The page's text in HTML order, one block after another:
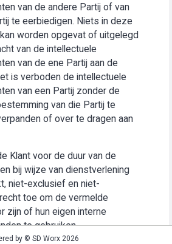
van de andere Partij of van
te eerbiedigen. Niets in deze
worden opgevat of uitgelegd
van de intellectuele
van de ene Partij aan de
is verboden de intellectuele
van een Partij zonder de
van die Partij te
of over te dragen aan
Klant voor de duur van de
bij wijze van dienstverlening
niet-exclusief en niet-
toe om de vermelde
zijn of hun eigen interne
te gebruiken
by © SD Worx 2026